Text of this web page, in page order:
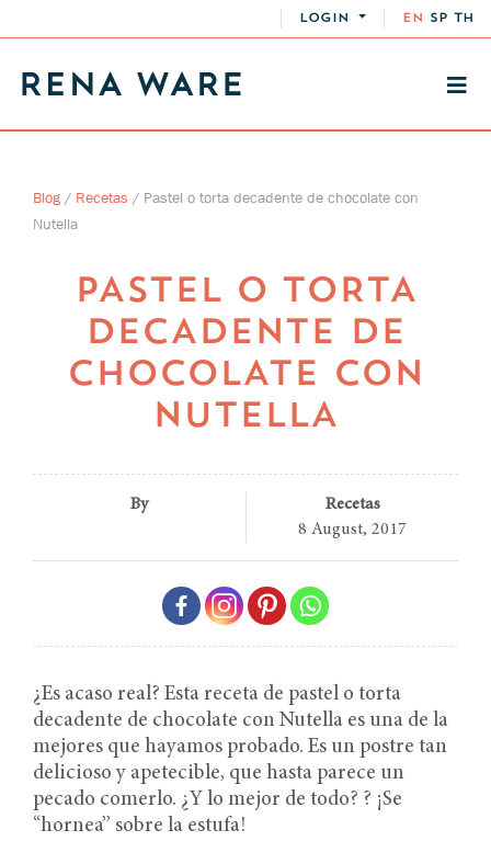
LOGIN EN SP TH
Blog / Recetas / Pastel o torta decadente de chocolate con
Nutella
PASTEL O TORTA
DECADENTE DE
CHOCOLATE CON
NUTELLA
By
Recetas
8 August, 2017
¿Es acaso real? Esta receta de pastel o torta
decadente de chocolate con Nutella es una de la
mejores que hayamos probado. Es un postre tan
delicioso y apetecible, que hasta parece un
pecado comerlo. ¿Y lo mejor de todo? ? ¡Se
“hornea” sobre la estufa!